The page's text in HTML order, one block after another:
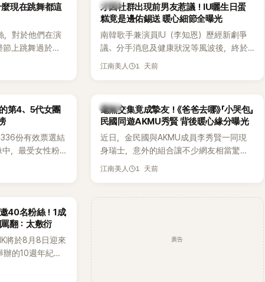
排球女王」金軟
人多年不變的
的真實模樣，也
現在跳舞都這
，對於他們在演
上跳舞過於隨
們走紅的重要
韓星
才因社群出現前男友惹議！IU曬生日蛋
糕竟是邊佑錫送 暖心細節全曝光
南韓歌手兼演員IU（李知恩）歷經新劇爭
議、分手消息及健康狀況等風波後，終於
睽違3個月更新社群平台，一口氣曬出20
尖網友發現暗藏玄機，在韓網引發兩波討
論。
江南美人 1 天前
第4、5代女團
份有效票選結
，最受女性粉
成
韓星
毫無交集竟成摯友！《爸爸去哪》「小哭包」
民國同遊AKMU秀賢 背後暖心緣分曝光
近日，金民國與AKMU成員李秀賢一同現
身瑞士，意外的組合讓不少網友相當驚
訝。兩人過去幾乎沒有公開交集，如今卻
江南美人 1 天前
40名粉絲！1成
翻：太敷衍
將於8月8日迎來
的10週年紀念
無法看到四人合
廣告